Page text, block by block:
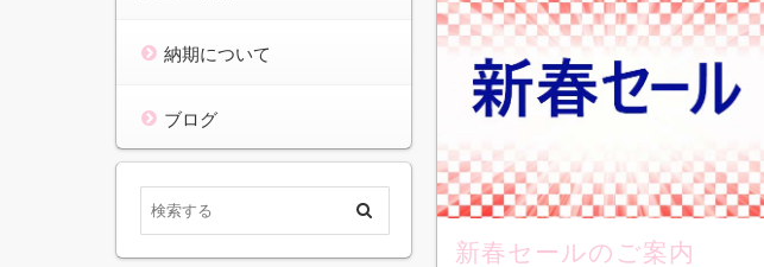
新春セールのご案内
納期について
ブログ